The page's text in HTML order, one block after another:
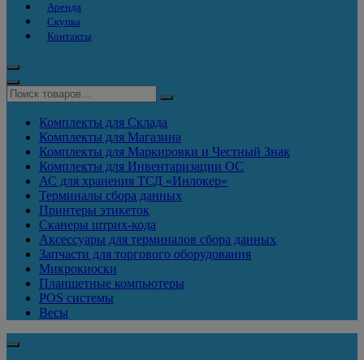
Аренда
Скупка
Контакты
Комплекты для Склада
Комплекты для Магазина
Комплекты для Маркировки и Честный Знак
Комплекты для Инвентаризации ОС
АС для хранения ТСД «Инлокер»
Терминалы сбора данных
Принтеры этикеток
Сканеры штрих-кода
Аксессуары для терминалов сбора данных
Запчасти для торгового оборудования
Микрокиоски
Планшетные компьютеры
POS системы
Весы